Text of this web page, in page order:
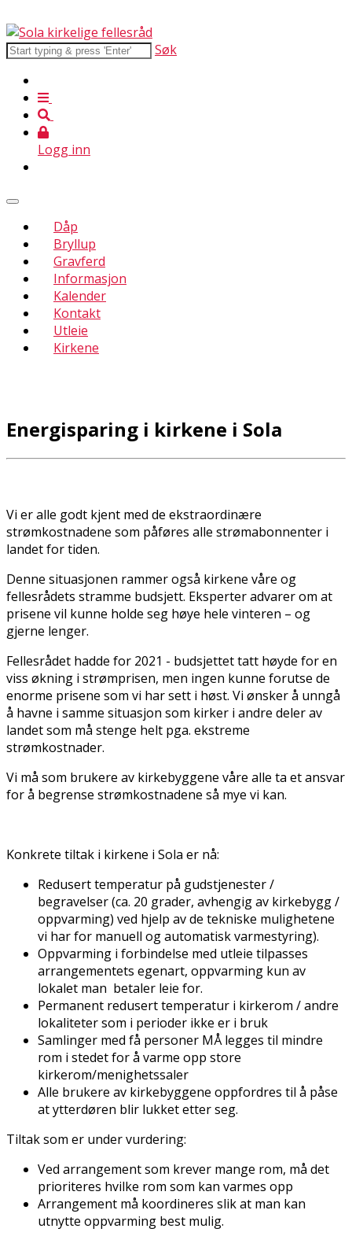
Søk
Logg inn
Dåp
Bryllup
Gravferd
Informasjon
Kalender
Kontakt
Utleie
Kirkene
Energisparing i kirkene i Sola
Vi er alle godt kjent med de ekstraordinære
strømkostnadene som påføres alle strømabonnenter i
landet for tiden.
Denne situasjonen rammer også kirkene våre og
fellesrådets stramme budsjett. Eksperter advarer om at
prisene vil kunne holde seg høye hele vinteren – og
gjerne lenger.
Fellesrådet hadde for 2021 - budsjettet tatt høyde for en
viss økning i strømprisen, men ingen kunne forutse de
enorme prisene som vi har sett i høst. Vi ønsker å unngå
å havne i samme situasjon som kirker i andre deler av
landet som må stenge helt pga. ekstreme
strømkostnader.
Vi må som brukere av kirkebyggene våre alle ta et ansvar
for å begrense strømkostnadene så mye vi kan.
Konkrete tiltak i kirkene i Sola er nå:
Redusert temperatur på gudstjenester /
begravelser (ca. 20 grader, avhengig av kirkebygg /
oppvarming) ved hjelp av de tekniske mulighetene
vi har for manuell og automatisk varmestyring).
Oppvarming i forbindelse med utleie tilpasses
arrangementets egenart, oppvarming kun av
lokalet man betaler leie for.
Permanent redusert temperatur i kirkerom / andre
lokaliteter som i perioder ikke er i bruk
Samlinger med få personer MÅ legges til mindre
rom i stedet for å varme opp store
kirkerom/menighetssaler
Alle brukere av kirkebyggene oppfordres til å påse
at ytterdøren blir lukket etter seg.
Tiltak som er under vurdering:
Ved arrangement som krever mange rom, må det
prioriteres hvilke rom som kan varmes opp
Arrangement må koordineres slik at man kan
utnytte oppvarming best mulig.